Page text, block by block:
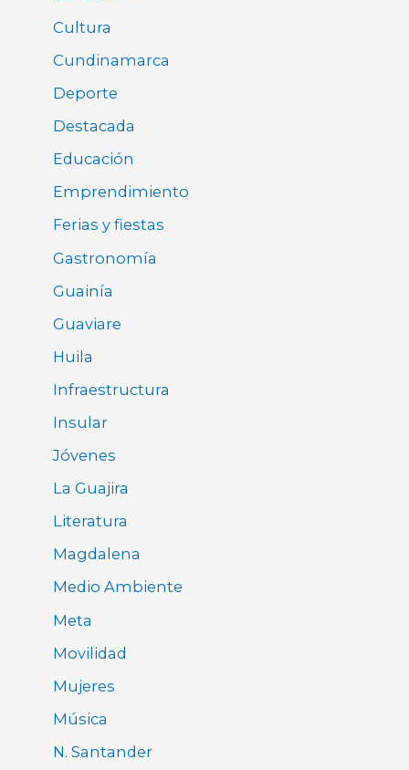
Cultura
Cundinamarca
Deporte
Destacada
Educación
Emprendimiento
Ferias y fiestas
Gastronomía
Guainía
Guaviare
Huila
Infraestructura
Insular
Jóvenes
La Guajira
Literatura
Magdalena
Medio Ambiente
Meta
Movilidad
Mujeres
Música
N. Santander